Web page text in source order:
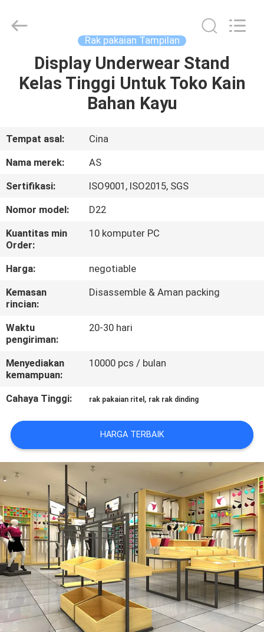
RUMAH
VIDEO
KAMI
TUR
PABRIK
KONTROL
KUALITAS
HUBUNGI
KAMI
PERMINTAAN
PENAWARAN
SITEMAP
PRIVACY
POLICY
Shelves
Co.,Ltd.
Rak pakaian Tampilan
Display Underwear Stand
Kelas Tinggi Untuk Toko Kain
Bahan Kayu
Tempat asal:
Cina
Nama merek:
AS
Sertifikasi:
ISO9001, ISO2015, SGS
Nomor model:
D22
Kuantitas min
Order:
10 komputer PC
Harga:
negotiable
Kemasan
rincian:
Disassemble & Aman packing
Waktu
pengiriman:
20-30 hari
Menyediakan
kemampuan:
10000 pcs / bulan
Cahaya Tinggi: rak pakaian ritel , rak rak dinding
HARGA TERBAIK